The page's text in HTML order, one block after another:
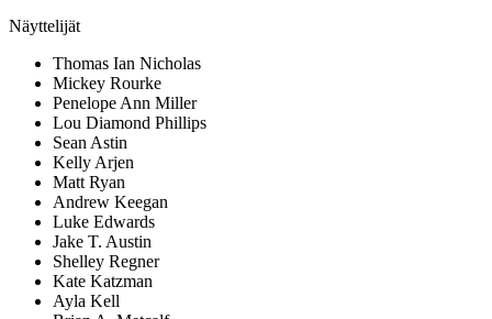
Näyttelijät
Thomas Ian Nicholas
Mickey Rourke
Penelope Ann Miller
Lou Diamond Phillips
Sean Astin
Kelly Arjen
Matt Ryan
Andrew Keegan
Luke Edwards
Jake T. Austin
Shelley Regner
Kate Katzman
Ayla Kell